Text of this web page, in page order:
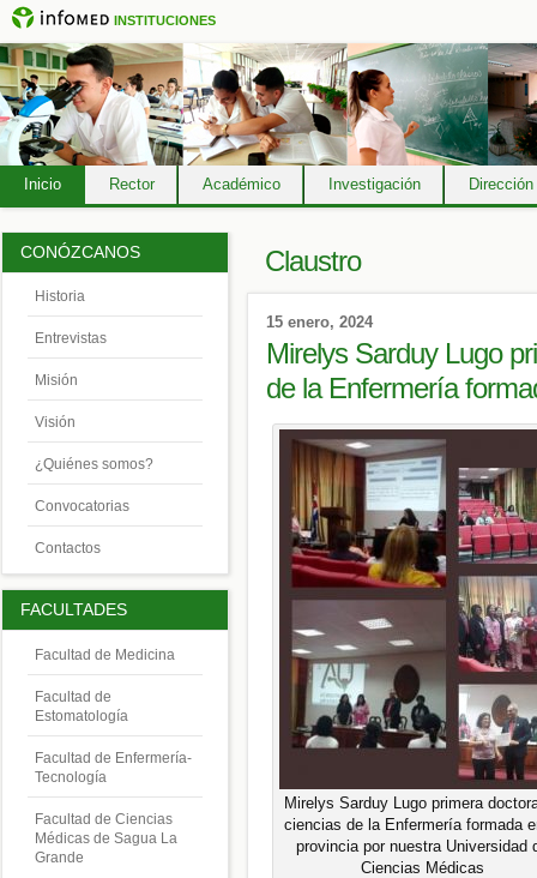
INSTITUCIONES
Inicio Rector Académico Investigación
Claustro
15 enero, 2024
Mirelys Sarduy Lugo
de la Enfermería
Mirelys Sarduy Lugo primera
ciencias de la Enfermería formada
provincia por nuestra Universidad
Ciencias Médicas
CONÓZCANOS
Historia
Entrevistas
Misión
Visión
¿Quiénes somos?
Convocatorias
Contactos
FACULTADES
Facultad de Medicina
Facultad de
Estomatología
Facultad de Enfermería-
Tecnología
Facultad de Ciencias
Médicas de Sagua La
Grande